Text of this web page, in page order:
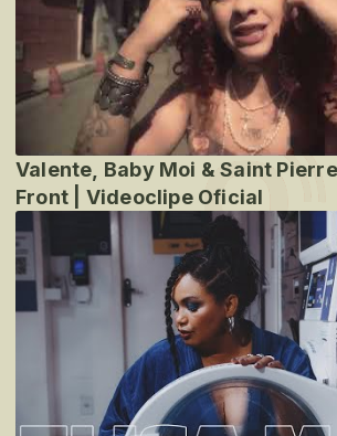
Valente, Baby Moi & Saint
Front | Videoclipe Oficial